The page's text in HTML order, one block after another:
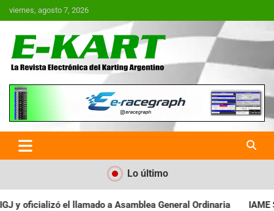
Saltar
al
viernes, agosto 7, 2026
E-Kart.com.ar | La Revista
Electrónica del Karting en
Argentina
Lo último
General Ordinaria IAME SERIES ARGENTINA: Baradero